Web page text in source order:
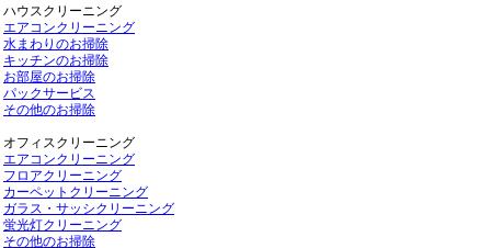
ハウスクリーニング
エアコンクリーニング
水まわりのお掃除
キッチンのお掃除
お部屋のお掃除
パックサービス
その他のお掃除
オフィスクリーニング
エアコンクリーニング
フロアクリーニング
カーペットクリーニング
ガラス・サッシクリーニング
蛍光灯クリーニング
その他のお掃除